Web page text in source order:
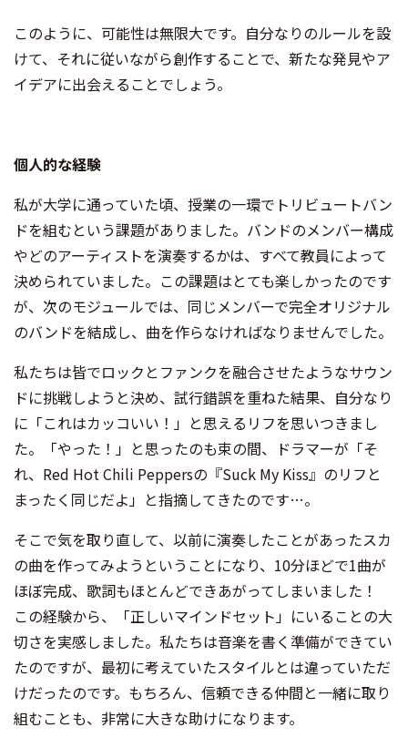
このように、可能性は無限大です。自分なりのルールを設
けて、それに従いながら創作することで、新たな発見やア
イデアに出会えることでしょう。
個人的な経験
私が大学に通っていた頃、授業の一環でトリビュートバン
ドを組むという課題がありました。バンドのメンバー構成
やどのアーティストを演奏するかは、すべて教員によって
決められていました。この課題はとても楽しかったのです
が、次のモジュールでは、同じメンバーで完全オリジナル
のバンドを結成し、曲を作らなければなりませんでした。
私たちは皆でロックとファンクを融合させたようなサウン
ドに挑戦しようと決め、試行錯誤を重ねた結果、自分なり
に「これはカッコいい！」と思えるリフを思いつきまし
た。「やった！」と思ったのも束の間、ドラマーが「そ
れ、Red Hot Chili Peppersの『Suck My Kiss』のリフと
まったく同じだよ」と指摘してきたのです…。
そこで気を取り直して、以前に演奏したことがあったスカ
の曲を作ってみようということになり、10分ほどで1曲が
ほぼ完成、歌詞もほとんどできあがってしまいました！
この経験から、「正しいマインドセット」にいることの大
切さを実感しました。私たちは音楽を書く準備ができてい
たのですが、最初に考えていたスタイルとは違っていただ
けだったのです。もちろん、信頼できる仲間と一緒に取り
組むことも、非常に大きな助けになります。